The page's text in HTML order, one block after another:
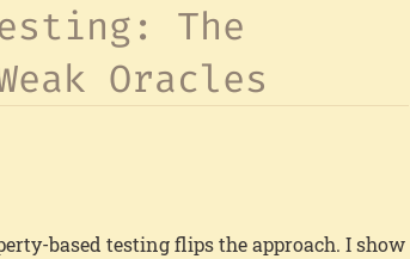
The
Oracles
based testing flips the approach. I show